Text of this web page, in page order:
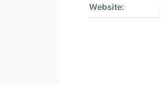
Website: